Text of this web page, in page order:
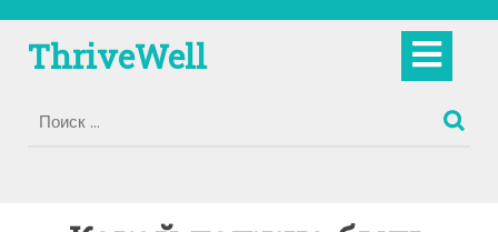
содержимому
ThriveWell